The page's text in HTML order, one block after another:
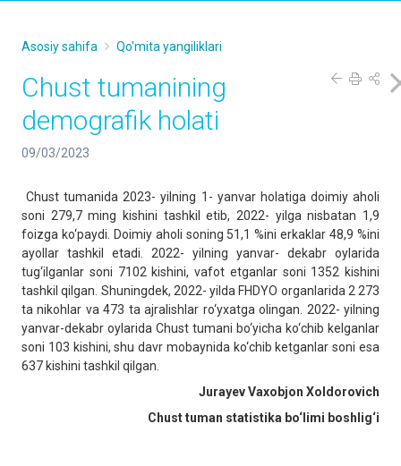
Asosiy sahifa Qo'mita yangiliklari
Chust tumanining
demografik holati
09/03/2023
Chust tumanida 2023- yilning 1- yanvar holatiga doimiy aholi
soni 279,7 ming kishini tashkil etib, 2022- yilga nisbatan 1,9
foizga ko‘paydi. Doimiy aholi soning 51,1 %ini erkaklar 48,9 %ini
ayollar tashkil etadi. 2022- yilning yanvar- dekabr oylarida
tug‘ilganlar soni 7102 kishini, vafot etganlar soni 1352 kishini
tashkil qilgan. Shuningdek, 2022- yilda FHDYO organlarida 2 273
ta nikohlar va 473 ta ajralishlar ro‘yxatga olingan. 2022- yilning
yanvar-dekabr oylarida Chust tumani bo‘yicha ko‘chib kelganlar
soni 103 kishini, shu davr mobaynida ko‘chib ketganlar soni esa
637 kishini tashkil qilgan.
Jurayev Vaxobjon Xoldorovich
Chust tuman statistika bo‘limi boshlig‘i